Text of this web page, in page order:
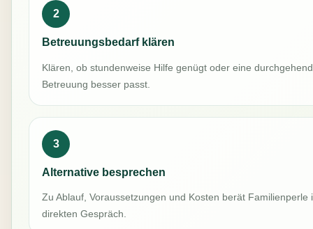
2
Betreuungsbedarf klären
Klären, ob stundenweise Hilfe genügt oder eine
Betreuung besser passt.
3
Alternative besprechen
Zu Ablauf, Voraussetzungen und Kosten berät Familienperle
direkten Gespräch.